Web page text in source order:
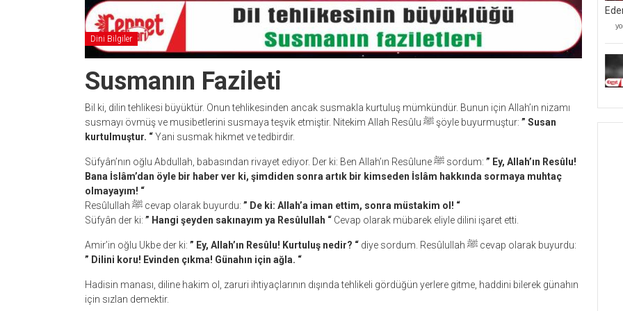
Dini Bilgiler
Susmanın Fazileti
Bil ki, dilin tehlikesi büyüktür. Onun tehlikesinden ancak susmakla kurtuluş mümkündür. Bunun için Allah’ın nizamı
susmayı övmüş ve musibetlerini susmaya teşvik etmiştir. Nitekim Allah Resûlu ﷺ şöyle buyurmuştur: ” Susan
kurtulmuştur. “Yani susmak hikmet ve tedbirdir.
Süfyân’nın oğlu Abdullah, babasından rivayet ediyor. Der ki: Ben Allah’ın Resûlune ﷺ sordum: ” Ey, Allah’ın Resûlu!
Bana İslâm’dan öyle bir haber ver ki, şimdiden sonra artık bir kimseden İslâm hakkında sormaya muhtaç
olmayayım! “
Resûlullah ﷺ cevap olarak buyurdu: ” De ki: Allah’a iman ettim, sonra müstakim ol! “
Süfyân der ki: ” Hangi şeyden sakınayım ya Resûlullah “ Cevap olarak mübarek eliyle dilini işaret etti.
Amir’in oğlu Ukbe der ki: ” Ey, Allah’ın Resûlu! Kurtuluş nedir? “
diye sordum. Resûlullah ﷺ cevap olarak buyurdu:
” Dilini koru! Evinden çıkma! Günahın için ağla. “
Hadisin manası, diline hakim ol, zaruri ihtiyaçlarının dışında tehlikeli gördüğün yerlere gitme, haddini bilerek günahın
için sızlan demektir.
Ve